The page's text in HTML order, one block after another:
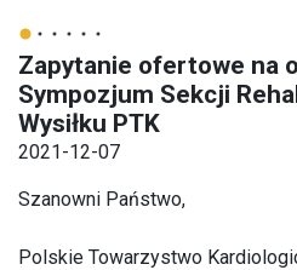
Zapytanie ofertowe na
Sympozjum Sekcji
Wysiłku PTK
2021-12-07
Szanowni Państwo,
Polskie Towarzystwo